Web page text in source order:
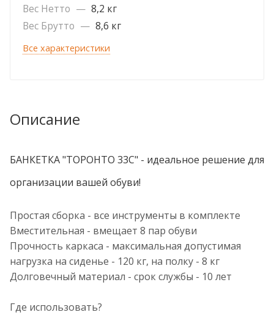
Вес Нетто — 8,2 кг
Вес Брутто — 8,6 кг
Все характеристики
Описание
БАНКЕТКА "ТОРОНТО 33С" - идеальное решение для
организации вашей обуви!
Простая сборка - все инструменты в комплекте
Вместительная - вмещает 8 пар обуви
Прочность каркаса - максимальная допустимая
нагрузка на сиденье - 120 кг, на полку - 8 кг
Долговечный материал - срок службы - 10 лет
Где использовать?